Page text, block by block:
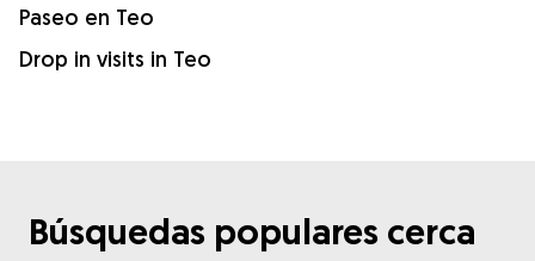
Paseo en Teo
Drop in visits in Teo
Búsquedas populares cerca